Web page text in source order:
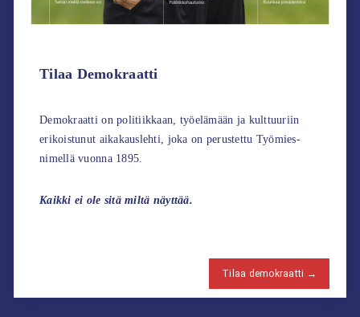
Tilaa Demokraatti
Demokraatti on politiikkaan, työelämään ja kulttuuriin
erikoistunut aikakauslehti, joka on perustettu Työmies-
nimellä vuonna 1895.
Kaikki ei ole sitä miltä näyttää.
Tilaa demokraatti →